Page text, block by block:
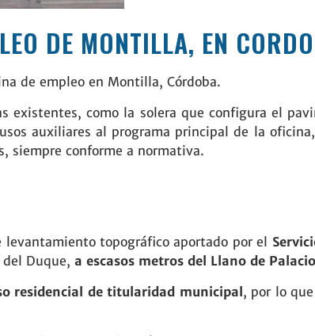
DE MONTILLA, EN
de empleo en Montilla, Córdoba.
existentes, como la solera que configura el
auxiliares al programa principal de la
siempre conforme a normativa.
topográfico aportado por el
Duque, a escasos metros del Llano de
residencial de titularidad municipal , por lo